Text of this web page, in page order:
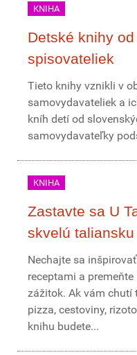
KNIHA
Detské knihy
spisovateliek
Tieto knihy vznikli v
samovydavateliek a
kníh detí od
samovydavateľky
KNIHA
Zastavte sa U
skvelú
Nechajte sa
receptami a
zážitok. Ak vám chutí
pizza, cestoviny,
knihu budete...